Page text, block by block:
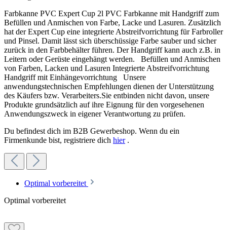
Farbkanne PVC Expert Cup 2l PVC Farbkanne mit Handgriff zum
Befüllen und Anmischen von Farbe, Lacke und Lasuren. Zusätzlich
hat der Expert Cup eine integrierte Abstreifvorrichtung für Farbroller
und Pinsel. Damit lässt sich überschüssige Farbe sauber und sicher
zurück in den Farbbehälter führen. Der Handgriff kann auch z.B. in
Leitern oder Gerüste eingehängt werden. Befüllen und Anmischen
von Farben, Lacken und Lasuren Integrierte Abstreifvorrichtung
Handgriff mit Einhängevorrichtung Unsere
anwendungstechnischen Empfehlungen dienen der Unterstützung
des Käufers bzw. Verarbeiters.Sie entbinden nicht davon, unsere
Produkte grundsätzlich auf ihre Eignung für den vorgesehenen
Anwendungszweck in eigener Verantwortung zu prüfen.
Du befindest dich im B2B Gewerbeshop. Wenn du ein
Firmenkunde bist, registriere dich hier.
Optimal vorbereitet
Optimal vorbereitet